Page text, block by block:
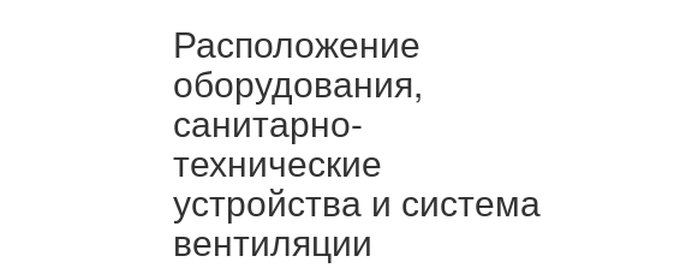
Расположение
оборудования,
санитарно-
технические
устройства и система
вентиляции